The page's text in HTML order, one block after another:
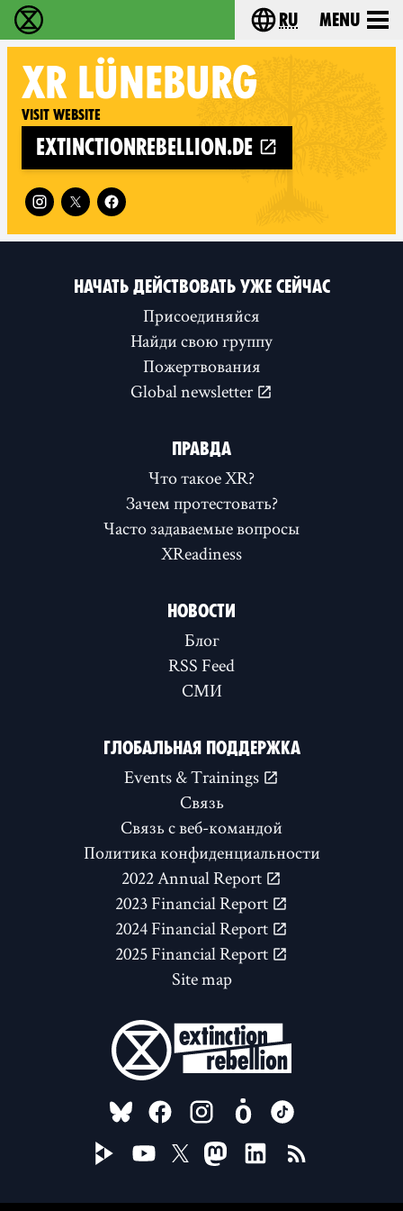
Extinction Rebellion - Home Choose your
ru Menu
XR LÜNEBURG
Visit website
extinctionrebellion.de
Follow XR Lüneburg on
НАЧАТЬ ДЕЙСТВОВАТЬ УЖЕ СЕЙЧАС
Присоединяйся
Найди свою группу
Пожертвования
Global newsletter
ПРАВДА
Что такое XR?
Зачем протестовать?
Часто задаваемые вопросы
XReadiness
НОВОСТИ
Блог
RSS Feed
СМИ
ГЛОБАЛЬНАЯ ПОДДЕРЖКА
Events & Trainings
Связь
Связь с веб-командой
Политика конфиденциальности
2022 Annual Report
2023 Financial Report
2024 Financial Report
2025 Financial Report
Site map
FOLLOW US ON